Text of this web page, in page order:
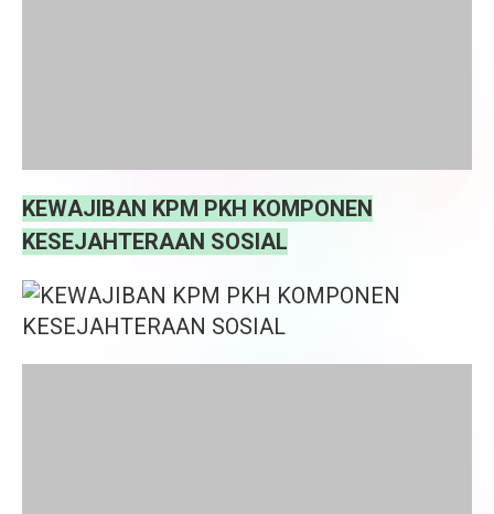
KEWAJIBAN KPM PKH KOMPONEN
KESEJAHTERAAN SOSIAL